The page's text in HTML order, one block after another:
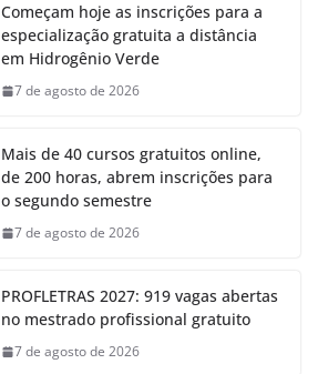
Começam hoje as inscrições para a
especialização gratuita a distância
em Hidrogênio Verde
7 de agosto de 2026
Mais de 40 cursos gratuitos online,
de 200 horas, abrem inscrições para
o segundo semestre
7 de agosto de 2026
PROFLETRAS 2027: 919 vagas abertas
no mestrado profissional gratuito
7 de agosto de 2026